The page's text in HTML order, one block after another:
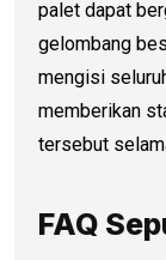
palet dapat
gelombang
mengisi
memberikan
tersebut
FAQ